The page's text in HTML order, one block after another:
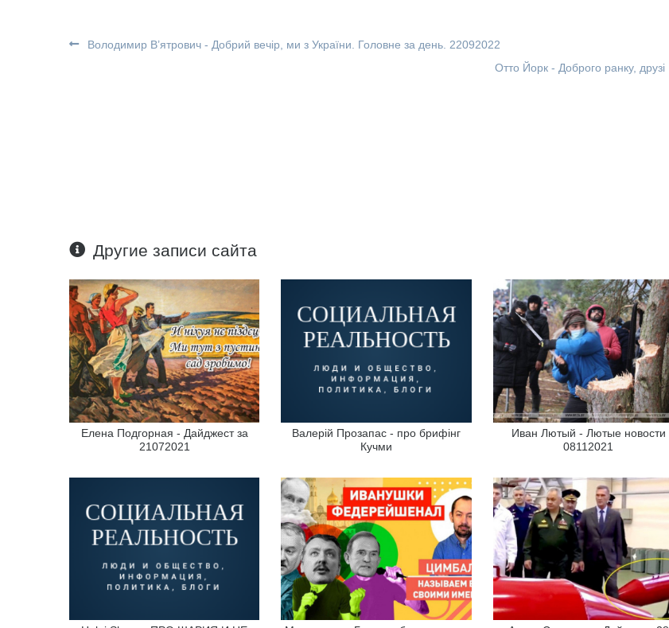
Володимир В’ятрович - Добрий вечір, ми з України. Головне за день. 22092022
Отто Йорк - Доброго ранку, друзі
Другие записи сайта
Елена Подгорная - Дайджест за
21072021
Валерій Прозапас - про брифінг
Кучми
Иван Лютый - Лютые новости
08112021